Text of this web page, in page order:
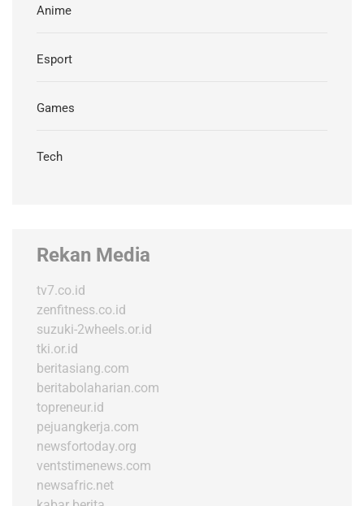
Anime
Esport
Games
Tech
Rekan Media
tv7.co.id
zenfitness.co.id
suzuki-2wheels.or.id
tki.or.id
beritasiang.com
beritabolaharian.com
topreneur.id
pejuangkerja.com
newsfortoday.org
ventstimenews.com
newsafric.net